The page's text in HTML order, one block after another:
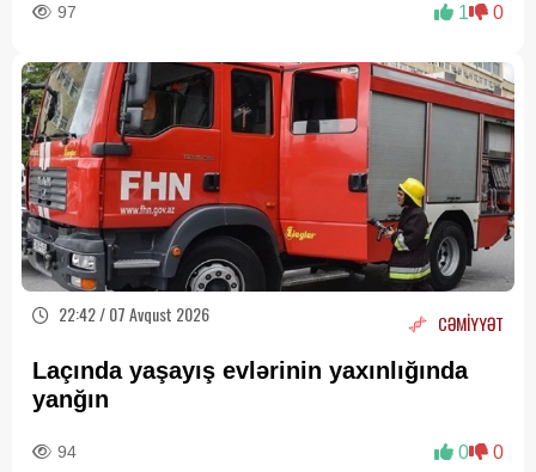
97 1 0
22:42 / 07 Avqust 2026 CƏMİYYƏT
Laçında yaşayış evlərinin yaxınlığında
yanğın
94 0 0